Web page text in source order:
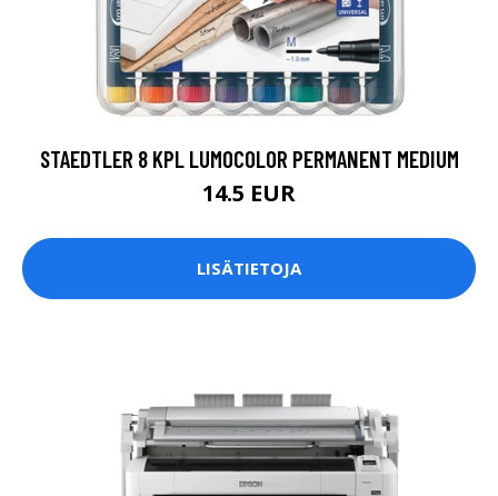
STAEDTLER 8 KPL LUMOCOLOR PERMANENT MEDIUM
14.5 EUR
LISÄTIETOJA